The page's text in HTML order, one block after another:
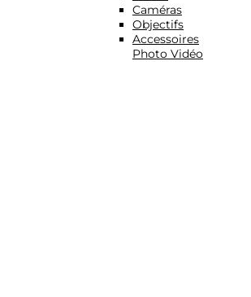
Caméras
Objectifs
Accessoires
Photo Vidéo